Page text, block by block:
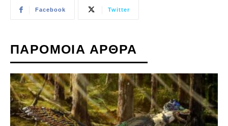
Facebook Twitter
ΠΑΡΟΜΟΙΑ ΑΡΘΡΑ